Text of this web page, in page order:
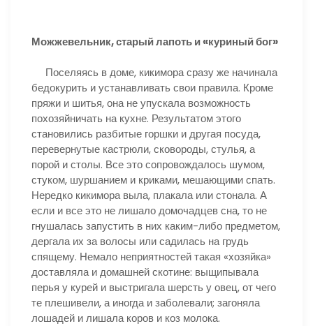
Можжевельник, старый лапоть и «куриный бог»
Поселяясь в доме, кикимора сразу же начинала
бедокурить и устанавливать свои правила. Кроме
пряжи и шитья, она не упускала возможность
похозяйничать на кухне. Результатом этого
становились разбитые горшки и другая посуда,
перевернутые кастрюли, сковороды, стулья, а
порой и столы. Все это сопровождалось шумом,
стуком, шуршанием и криками, мешающими спать.
Нередко кикимора выла, плакала или стонала. А
если и все это не лишало домочадцев сна, то не
гнушалась запустить в них каким-либо предметом,
дергала их за волосы или садилась на грудь
спящему. Немало неприятностей такая «хозяйка»
доставляла и домашней скотине: выщипывала
перья у курей и выстригала шерсть у овец, от чего
те плешивели, а иногда и заболевали; загоняла
лошадей и лишала коров и коз молока.